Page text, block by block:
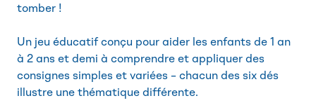
tomber !
Un jeu éducatif conçu pour aider les enfants de 1 an
à 2 ans et demi à comprendre et appliquer des
consignes simples et variées – chacun des six dés
illustre une thématique différente.